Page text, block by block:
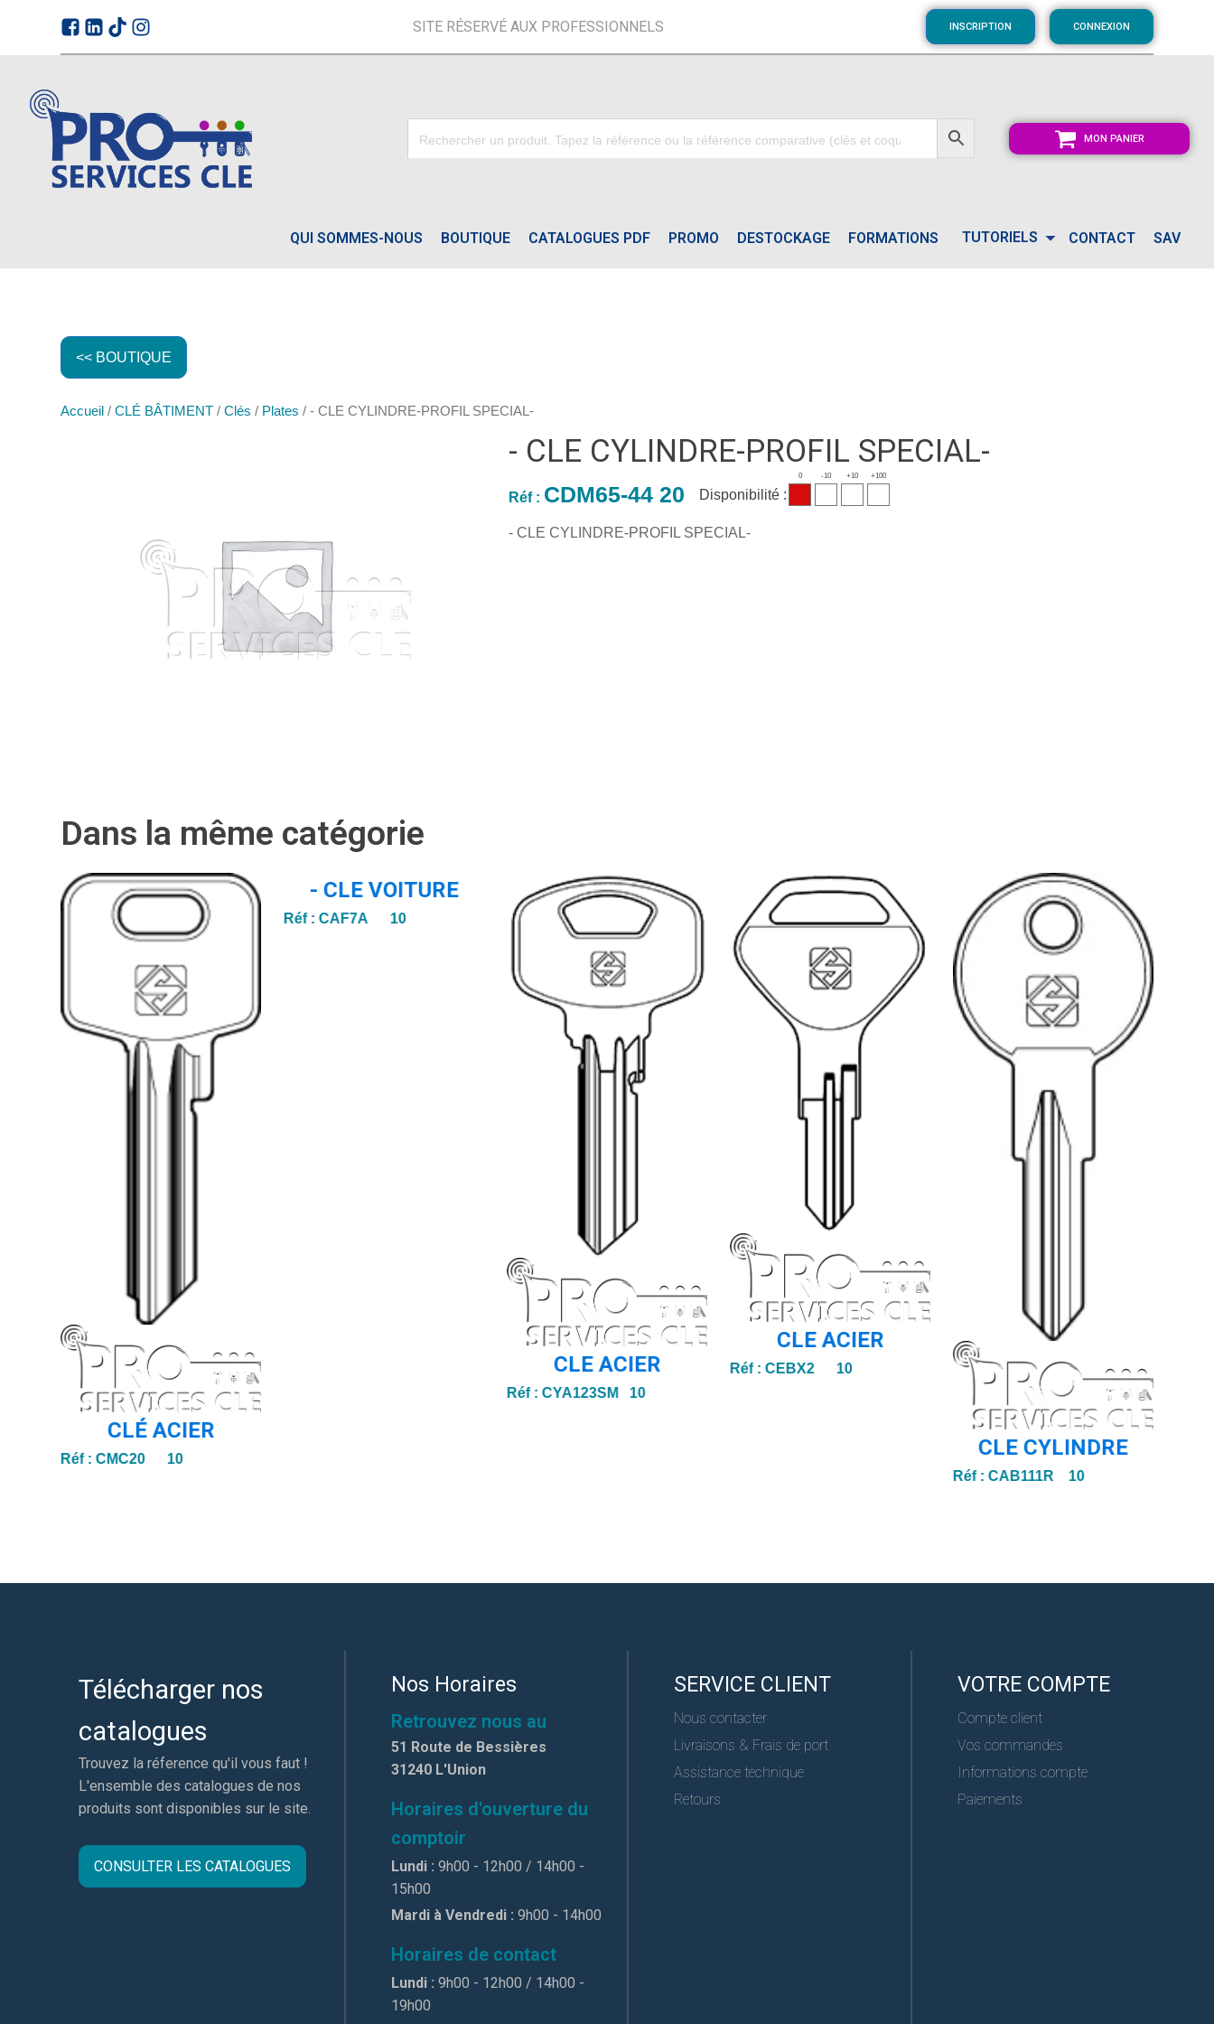
SITE RÉSERVÉ AUX PROFESSIONNELS INSCRIPTION CONNEXION
MON PANIER
QUI SOMMES-NOUS BOUTIQUE CATALOGUES PDF PROMO DESTOCKAGE FORMATIONS TUTORIELS CONTACT SAV
<< BOUTIQUE
Accueil /CLÉ BÂTIMENT /Clés / Plates / - CLE CYLINDRE-PROFIL SPECIAL-
- CLE CYLINDRE-PROFIL SPECIAL-
Réf : CDM65-44 20 Disponibilité :
0 -10 +10 +100
- CLE CYLINDRE-PROFIL SPECIAL-
Dans la même catégorie
CLÉ ACIER
Réf :CMC20 10
- CLE VOITURE
Réf :CAF7A 10
CLE ACIER
Réf :CYA123SM 10
CLE ACIER
Réf : CEBX2 10
CLE CYLINDRE
Réf : CAB111R 10
Télécharger nos
catalogues
Trouvez la réference qu'il vous faut !
L'ensemble des catalogues de nos
produits sont disponibles sur le site.
CONSULTER LES CATALOGUES
Nos Horaires
Retrouvez nous au
51 Route de Bessières
31240 L'Union
Horaires d'ouverture du
comptoir
Lundi : 9h00 - 12h00 / 14h00 -
15h00
Mardi à Vendredi : 9h00 - 14h00
Horaires de contact
Lundi : 9h00 - 12h00 / 14h00 -
19h00
SERVICE CLIENT
Nous contacter
Livraisons & Frais de port
Assistance technique
Retours
VOTRE COMPTE
Compte client
Vos commandes
Informations compte
Paiements